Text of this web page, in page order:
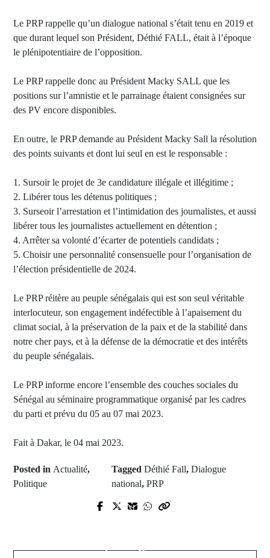
Le PRP rappelle qu’un dialogue national s’était tenu en 2019 et
que durant lequel son Président, Déthié FALL, était à l’époque
le plénipotentiaire de l’opposition.
Le PRP rappelle donc au Président Macky SALL que les
positions sur l’amnistie et le parrainage étaient consignées sur
des PV encore disponibles.
En outre, le PRP demande au Président Macky Sall la résolution
des points suivants et dont lui seul en est le responsable :
1. Sursoir le projet de 3e candidature illégale et illégitime ;
2. Libérer tous les détenus politiques ;
3. Surseoir l’arrestation et l’intimidation des journalistes, et aussi
libérer tous les journalistes actuellement en détention ;
4. Arrêter sa volonté d’écarter de potentiels candidats ;
5. Choisir une personnalité consensuelle pour l’organisation de
l’élection présidentielle de 2024.
Le PRP réitère au peuple sénégalais qui est son seul véritable
interlocuteur, son engagement indéfectible à l’apaisement du
climat social, à la préservation de la paix et de la stabilité dans
notre cher pays, et à la défense de la démocratie et des intérêts
du peuple sénégalais.
Le PRP informe encore l’ensemble des couches sociales du
Sénégal au séminaire programmatique organisé par les cadres
du parti et prévu du 05 au 07 mai 2023.
Fait à Dakar, le 04 mai 2023.
Posted in Actualité,
Politique
TaggedDéthié Fall,Dialogue
national,PRP
Prev Post
travaillé ...
Next Post